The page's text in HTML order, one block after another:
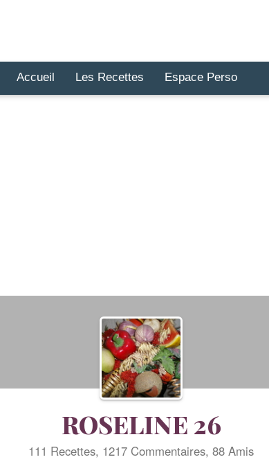
Accueil Les Recettes Espace Perso
ROSELINE 26
111 Recettes, 1217 Commentaires, 88 Amis